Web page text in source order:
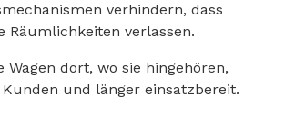
verhindern, dass
Räumlichkeiten verlassen.
Wagen dort, wo sie hingehören,
und länger einsatzbereit.